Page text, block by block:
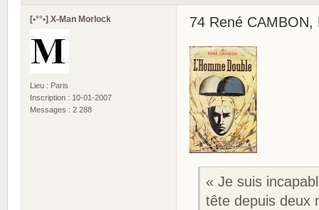
[•°°•] X-Man Morlock
Lieu : Paris
Inscription : 10-01-2007
Messages : 2 288
74 René
« Je suis
tête depuis deux